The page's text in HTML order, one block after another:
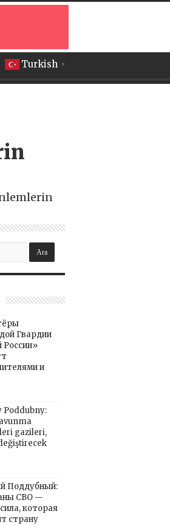
Turkish ▼
Гвардии
России»
и
Poddubny:
gazileri,
Поддубный:
СВО —
которая
страну